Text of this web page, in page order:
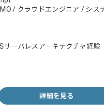
/ クラウドエンジニア / シス
サーバレスアーキテクチャ経験
詳細を見る